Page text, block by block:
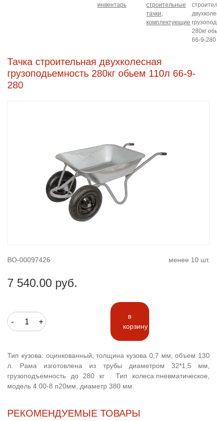
инвентарь
строительные
тачки,
комплектующие
280кг
66-9-280
Тачка строительная двухколесная
грузоподьемность 280кг обьем 110л 66-9-
280
ВО-00097426 менее 10 шт.
7 540.00 руб.
- +
в
корзину
Тип кузова: оцинкованный, толщина кузова 0,7 мм, объем 130
л. Рама изготовлена из трубы диаметром 32*1,5 мм,
грузоподъемность до 280 кг . Тип колеса:пневматическое,
модель 4.00-8 п20мм, диаметр 380 мм.
РЕКОМЕНДУЕМЫЕ ТОВАРЫ